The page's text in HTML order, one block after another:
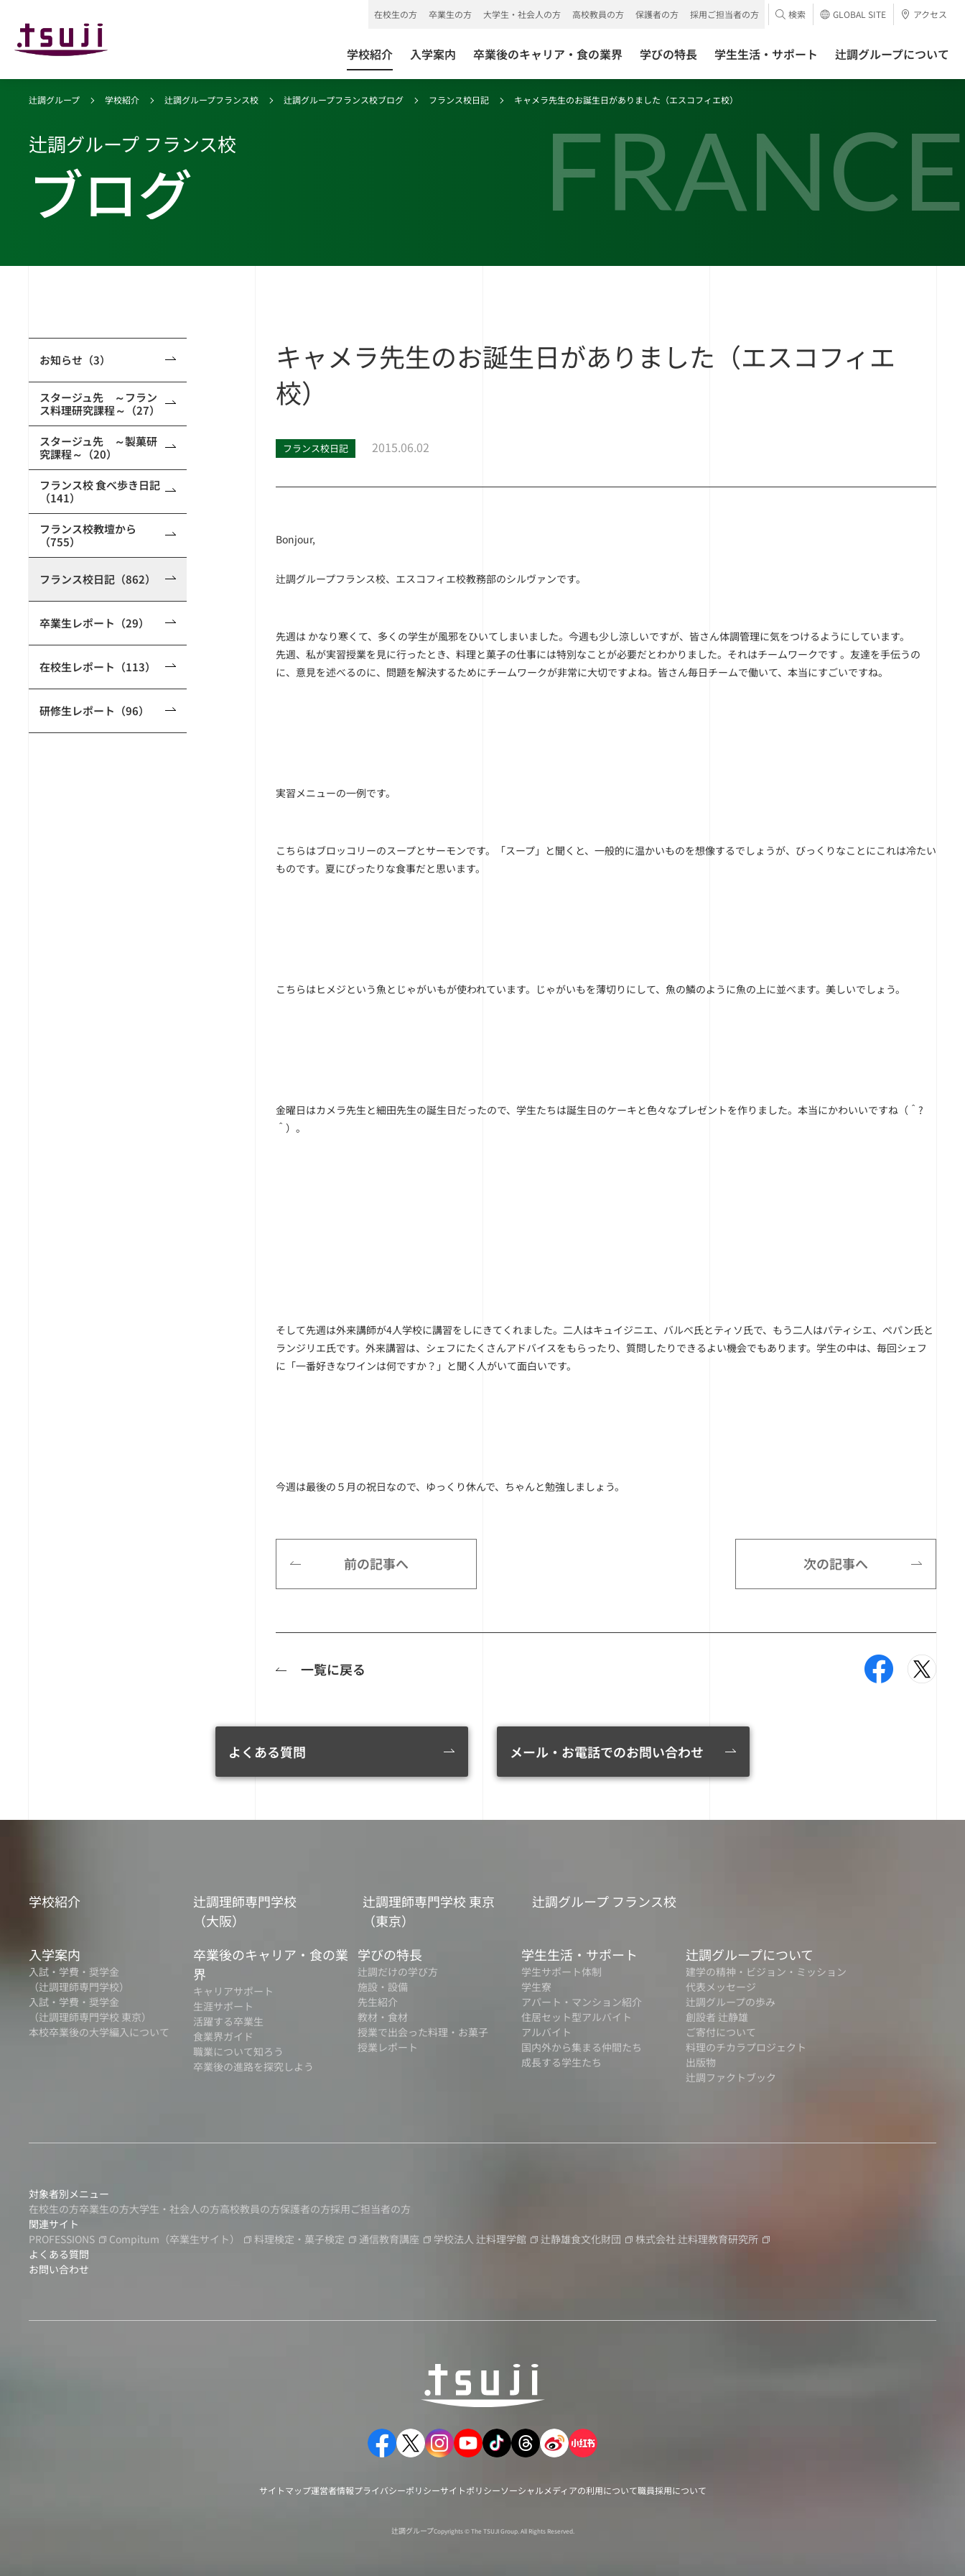
学校紹介 入学案内 卒業後のキャリア・食の業界 学びの特長 学生生活・サポート 辻調グループについて
在校生の方 卒業生の方 大学生・社会人の方 高校教員の方 保護者の方 採用ご担当者の方 検索 GLOBAL SITE アクセス
FRANCE
辻調グループ 学校紹介 辻調グループフランス校 辻調グループフランス校ブログ フランス校日記 キャメラ先生のお誕生日がありました（エスコフィエ校）
辻調グループ フランス校
ブログ
お知らせ（3）
スタージュ先 ～フラン
ス料理研究課程～（27）
スタージュ先 ～製菓研
究課程～（20）
フランス校 食べ歩き日記
（141）
フランス校教壇から
（755）
フランス校日記（862）
卒業生レポート（29）
在校生レポート（113）
研修生レポート（96）
キャメラ先生のお誕生日がありました（エスコフィエ
校）
フランス校日記 2015.06.02
Bonjour,
辻調グループフランス校、エスコフィエ校教務部のシルヴァンです。
先週は かなり寒くて、多くの学生が風邪をひいてしまいました。今週も少し涼しいですが、皆さん体調管理に気をつけるようにしています。
先週、私が実習授業を見に行ったとき、料理と菓子の仕事には特別なことが必要だとわかりました。それはチームワークです 。友達を手伝うの
に、意見を述べるのに、問題を解決するためにチームワークが非常に大切ですよね。皆さん毎日チームで働いて、本当にすごいですね。
実習メニューの一例です。
こちらはブロッコリーのスープとサーモンです。「スープ」と聞くと、一般的に温かいものを想像するでしょうが、びっくりなことにこれは冷たい
ものです。夏にぴったりな食事だと思います。
こちらはヒメジという魚とじゃがいもが使われています。じゃがいもを薄切りにして、魚の鱗のように魚の上に並べます。美しいでしょう。
金曜日はカメラ先生と細田先生の誕生日だったので、学生たちは誕生日のケーキと色々なプレゼントを作りました。本当にかわいいですね（＾?
＾）。
そして先週は外来講師が4人学校に講習をしにきてくれました。二人はキュイジニエ、バルべ氏とティソ氏で、もう二人はパティシエ、ぺパン氏と
ランジリエ氏です。外来講習は、シェフにたくさんアドバイスをもらったり、質問したりできるよい機会でもあります。学生の中は、毎回シェフ
に「一番好きなワインは何ですか？」と聞く人がいて面白いです。
今週は最後の５月の祝日なので、ゆっくり休んで、ちゃんと勉強しましょう。
前の記事へ 次の記事へ
一覧に戻る
よくある質問 メール・お電話でのお問い合わせ
学校紹介
辻調理師専門学校
（大阪）
辻調理師専門学校 東京
（東京）
辻調グループ フランス校
入学案内
入試・学費・奨学金
（辻調理師専門学校）
入試・学費・奨学金
（辻調理師専門学校 東京）
本校卒業後の大学編入について
卒業後のキャリア・食の業
界
キャリアサポート
生涯サポート
活躍する卒業生
食業界ガイド
職業について知ろう
卒業後の進路を探究しよう
学びの特長
辻調だけの学び方
施設・設備
先生紹介
教材・食材
授業で出会った料理・お菓子
授業レポート
学生生活・サポート
学生サポート体制
学生寮
アパート・マンション紹介
住居セット型アルバイト
アルバイト
国内外から集まる仲間たち
成長する学生たち
辻調グループについて
建学の精神・ビジョン・ミッション
代表メッセージ
辻調グループの歩み
創設者 辻静雄
ご寄付について
料理のチカラプロジェクト
出版物
辻調ファクトブック
対象者別メニュー
在校生の方卒業生の方大学生・社会人の方高校教員の方保護者の方採用ご担当者の方
関連サイト
PROFESSIONS
Compitum （卒業生サイト） 料理検定・菓子検定 通信教育講座 学校法人 辻料理学館 辻静雄食文化財団 株式会社 辻料理教育研究所
よくある質問
お問い合わせ
サイトマップ運営者情報プライバシーポリシーサイトポリシーソーシャルメディアの利用について職員採用について
辻調グループCopyrights © The TSUJI Group. All Rights Reserved.